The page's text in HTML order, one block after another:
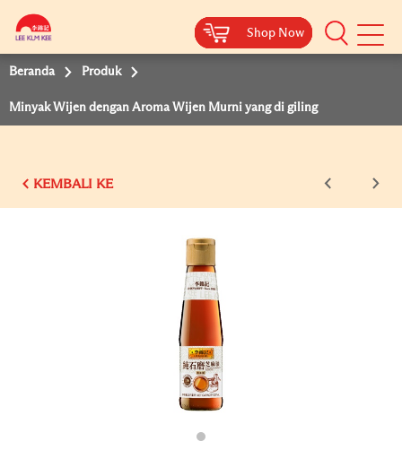
Shop Now
Shop Now
Shop Now
Shop Now
Shop Now
Beranda Produk
Minyak Wijen dengan Aroma Wijen Murni yang di giling
KEMBALI KE